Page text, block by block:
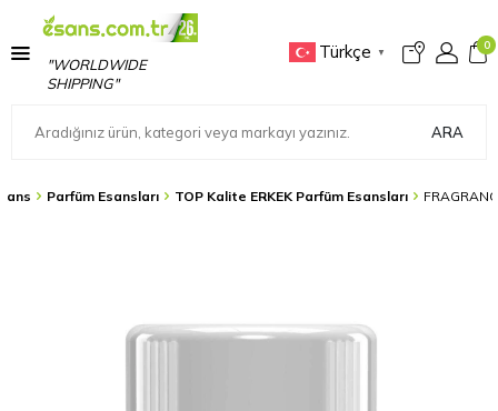
"WORLDWIDE
SHIPPING"
Türkçe ▼
0
ARA
Parfüm Esansları TOP Kalite ERKEK Parfüm Esansları